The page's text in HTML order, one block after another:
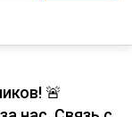
🚨